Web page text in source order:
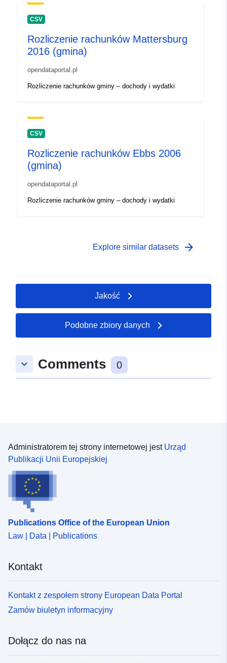
CSV
Rozliczenie rachunków Mattersburg
2016 (gmina)
opendataportal.pl
Rozliczenie rachunków gminy – dochody i wydatki
CSV
Rozliczenie rachunków Ebbs 2006
(gmina)
opendataportal.pl
Rozliczenie rachunków gminy – dochody i wydatki
Explore similar datasets arrow_forward
Jakość
Podobne zbiory danych
keyboard_arrow_down Comments 0
Administratorem tej strony internetowej jest Urząd
Publikacji Unii Europejskiej
Publications Office of the European Union
Law | Data | Publications
Kontakt
Kontakt z zespołem strony European Data Portal
Zamów biuletyn informacyjny
Dołącz do nas na